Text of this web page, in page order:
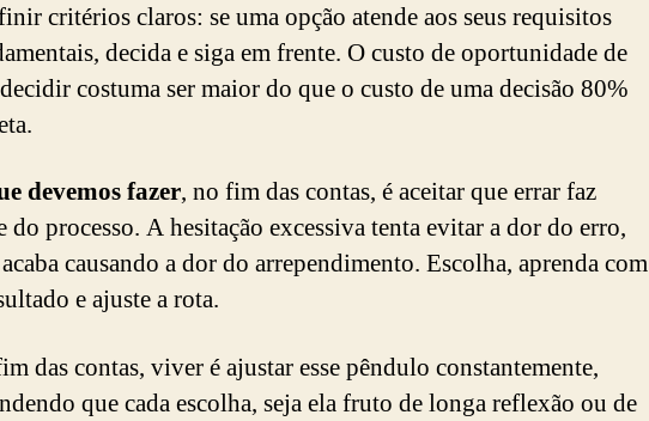
critérios claros: se uma opção atende aos seus requisitos
decida e siga em frente. O custo de oportunidade de
costuma ser maior do que o custo de uma decisão 80%
devemos fazer, no fim das contas, é aceitar que errar faz
do processo. A hesitação excessiva tenta evitar a dor do erro,
causando a dor do arrependimento. Escolha, aprenda com
e ajuste a rota.
das contas, viver é ajustar esse pêndulo constantemente,
que cada escolha, seja ela fruto de longa reflexão ou de